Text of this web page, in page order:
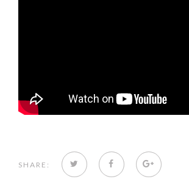
SHARE: TWITTERFACEBOOK